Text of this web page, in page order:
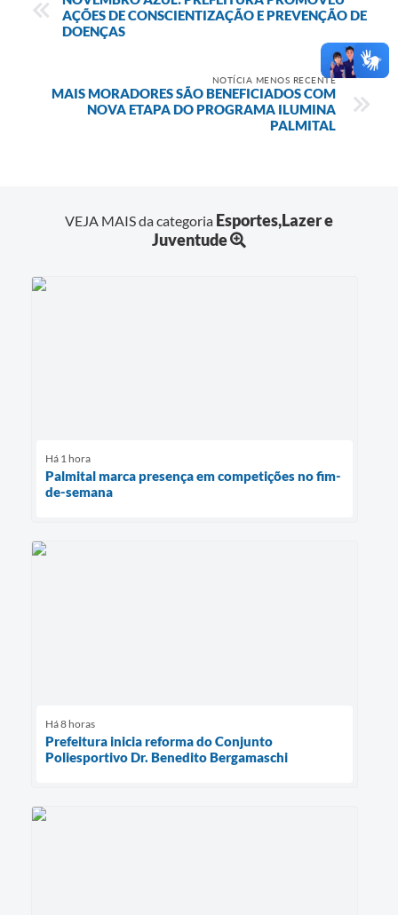
AÇÕES DE CONSCIENTIZAÇÃO E PREVENÇÃO DE
DOENÇAS
NOTÍCIA MENOS RECENTE
MAIS MORADORES SÃO BENEFICIADOS COM
NOVA ETAPA DO PROGRAMA ILUMINA
PALMITAL
VEJA MAIS da categoria Esportes,Lazer e
Juventude
Há 1 hora
Palmital marca presença em competições no fim-
de-semana
Há 8 horas
Prefeitura inicia reforma do Conjunto
Poliesportivo Dr. Benedito Bergamaschi